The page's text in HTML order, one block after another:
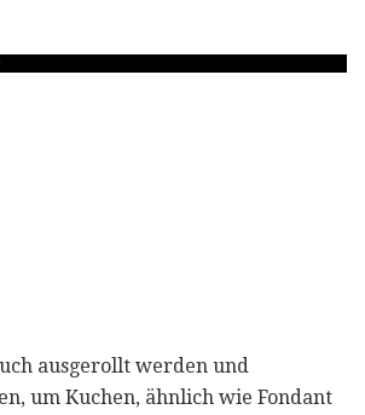
ausgerollt werden und
um Kuchen, ähnlich wie Fondant